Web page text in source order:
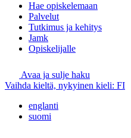
Hae opiskelemaan
Palvelut
Tutkimus ja kehitys
Jamk
Opiskelijalle
Avaa ja sulje haku
Vaihda kieltä, nykyinen kieli: FI
englanti
suomi